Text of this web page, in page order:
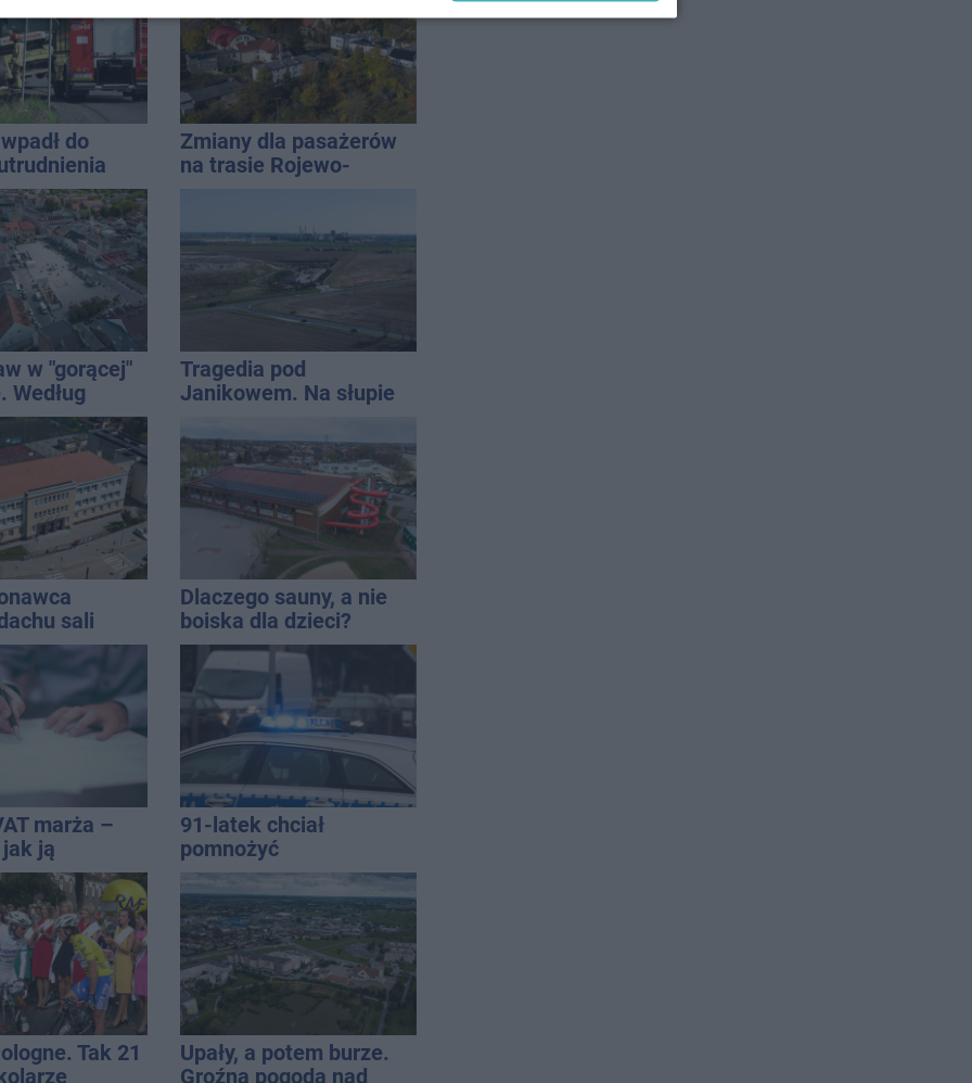
do
Zmiany dla pasażerów
na trasie Rojewo-
w "gorącej"
Według
nasze
jednym z
narażonych
Tragedia pod
Janikowem. Na słupie
znaleziono ciało
mężczyzny
sali
Dlaczego sauny, a nie
boiska dla dzieci?
Ratusz odpowiada
marża –
ją
i jak rozliczyć
91-latek chciał
pomnożyć
oszczędności. Stracił
ponad 10 tys. zł
Tak 21
Upały, a potem burze.
Groźna pogoda nad